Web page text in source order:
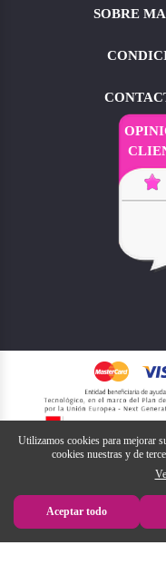
SOBRE
Utilizamos cookies para mejorar
cookies nuestras y de
Aceptar todo